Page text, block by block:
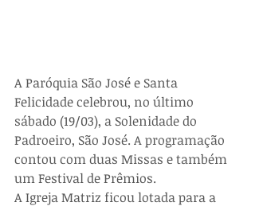
A Paróquia São José e Santa
Felicidade celebrou, no último
sábado (19/03), a Solenidade do
Padroeiro, São José. A programação
contou com duas Missas e também
um Festival de Prêmios.
A Igreja Matriz ficou lotada para a